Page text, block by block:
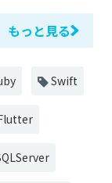
もっと見る
Swift